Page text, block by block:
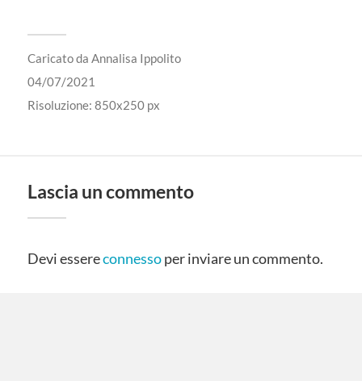
Caricato da Annalisa Ippolito
04/07/2021
Risoluzione: 850x250 px
Lascia un commento
Devi essereconnessoper inviare un commento.